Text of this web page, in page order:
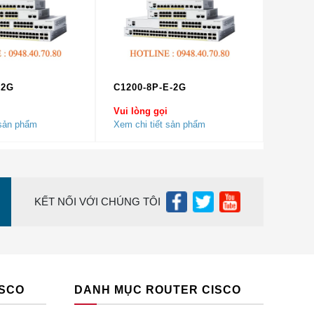
trợ Đa
IGMP
bộ
tôi
phẩm
C1200-8P-E-2G
Vui lòng gọi
Xem chi tiết sản phẩm
KẾT NỐI VỚI CHÚNG TÔI
DANH MỤC ROUTER CISCO